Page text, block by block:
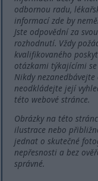
odbornou radu,
informací zde by
Jste odpovědní za
rozhodnutí. Vždy
kvalifikovaného
otázkami týkajícími
Nikdy
neodkládejte její
této webové stránce.
Obrázky na této
ilustrace nebo
jednat o skutečné
nepřesnosti a bez
správné.